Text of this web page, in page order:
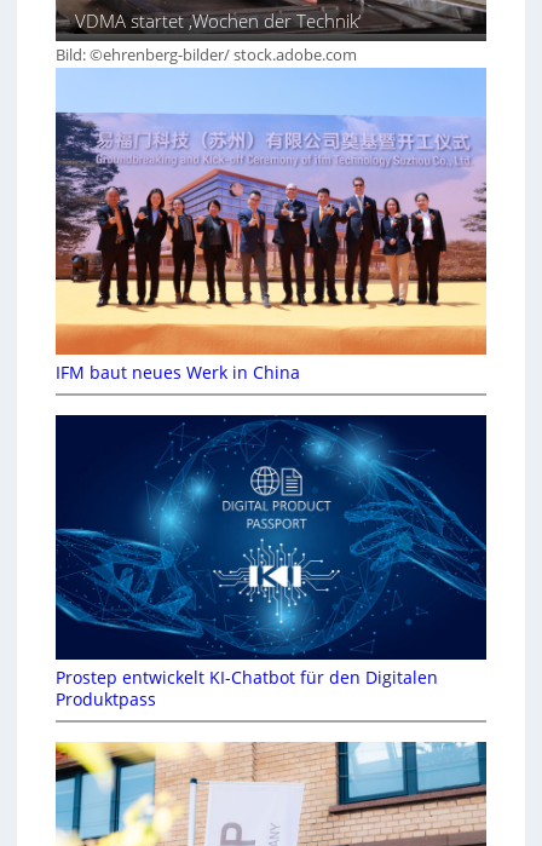
VDMA startet ‚Wochen der Technik‘
Bild: ©ehrenberg-bilder/ stock.adobe.com
IFM baut neues Werk in China
Prostep entwickelt KI-Chatbot für den Digitalen
Produktpass